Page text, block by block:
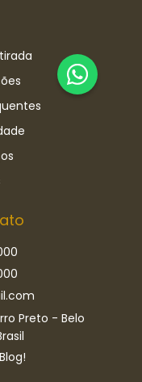
Preto - Belo